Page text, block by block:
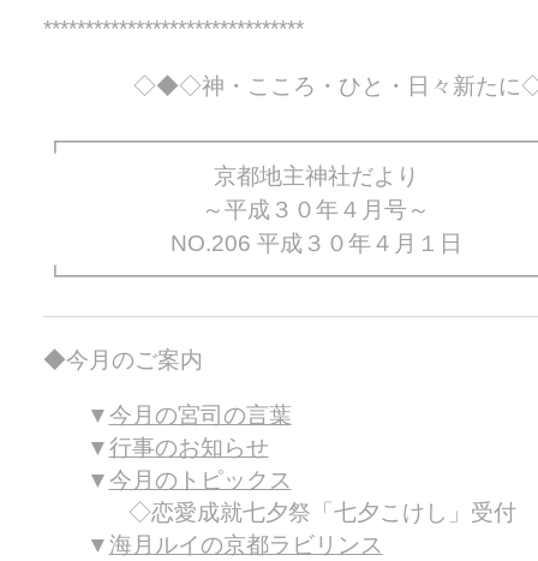
*******************************
◇◆◇神・こころ・ひと・日々新た
京都地主神社だより
～平成３０年４月号～
NO.206 平成３０年４月１日
◆今月のご案内
今月の宮司の言葉
行事のお知らせ
今月のトピックス
恋愛成就七夕祭「七夕こけし」受付
海月ルイの京都ラビリンス